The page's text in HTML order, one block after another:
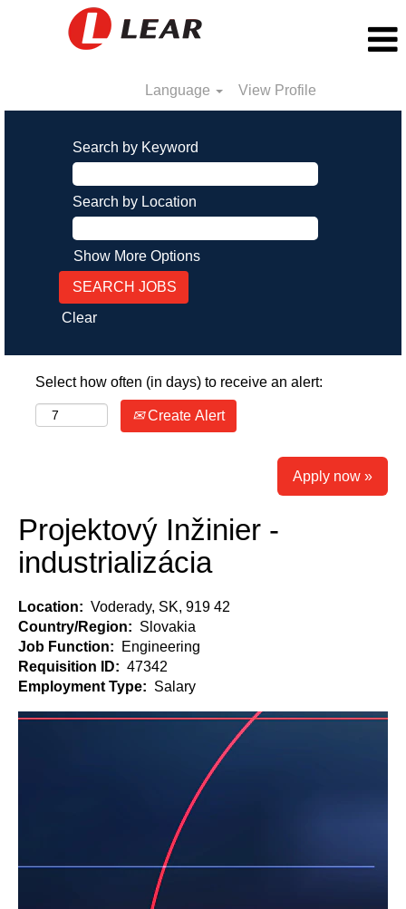
Language View Profile
Search by Keyword
Search by Location
Show More Options
Clear
Select how often (in days) to receive an alert:
Create Alert
Apply now »
Projektový Inžinier -
industrializácia
Location: Voderady, SK, 919 42
Country/Region: Slovakia
Job Function:
Engineering
Requisition ID: 47342
Employment Type: Salary